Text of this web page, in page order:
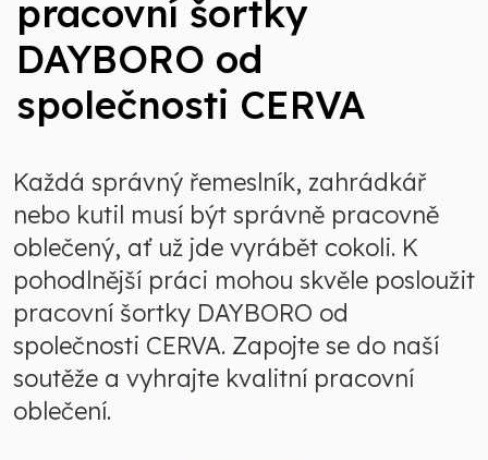
pracovní šortky
DAYBORO od
společnosti CERVA
Každá správný řemeslník, zahrádkář
nebo kutil musí být správně pracovně
oblečený, ať už jde vyrábět cokoli. K
pohodlnější práci mohou skvěle posloužit
pracovní šortky DAYBORO od
společnosti CERVA. Zapojte se do naší
soutěže a vyhrajte kvalitní pracovní
oblečení.